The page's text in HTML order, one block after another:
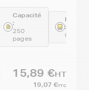
Capacité
:
250
pages
:
15,89 €HT
19,07 €TTC